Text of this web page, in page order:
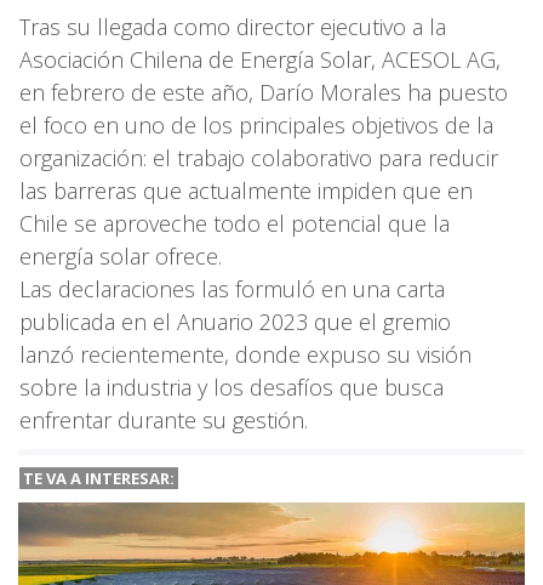
Tras su llegada como director ejecutivo a la
Asociación Chilena de Energía Solar, ACESOL AG,
en febrero de este año, Darío Morales ha puesto
el foco en uno de los principales objetivos de la
organización: el trabajo colaborativo para reducir
las barreras que actualmente impiden que en
Chile se aproveche todo el potencial que la
energía solar ofrece.
Las declaraciones las formuló en una carta
publicada en el Anuario 2023 que el gremio
lanzó recientemente, donde expuso su visión
sobre la industria y los desafíos que busca
enfrentar durante su gestión.
TE VA A INTERESAR: